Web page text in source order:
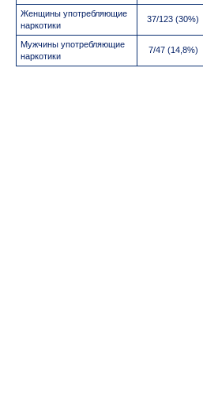
Женщины употребляющие
наркотики
37/123 (30%)
Мужчины употребляющие
наркотики
7/47 (14,8%)